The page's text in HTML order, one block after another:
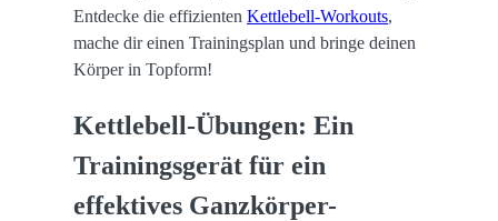
Entdecke die effizienten Kettlebell-Workouts,
mache dir einen Trainingsplan und bringe deinen
Körper in Topform!
Kettlebell-Übungen: Ein
Trainingsgerät für ein
effektives Ganzkörper-